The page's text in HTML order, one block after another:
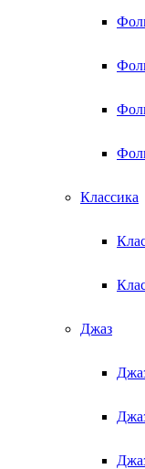
Классика
Джаз